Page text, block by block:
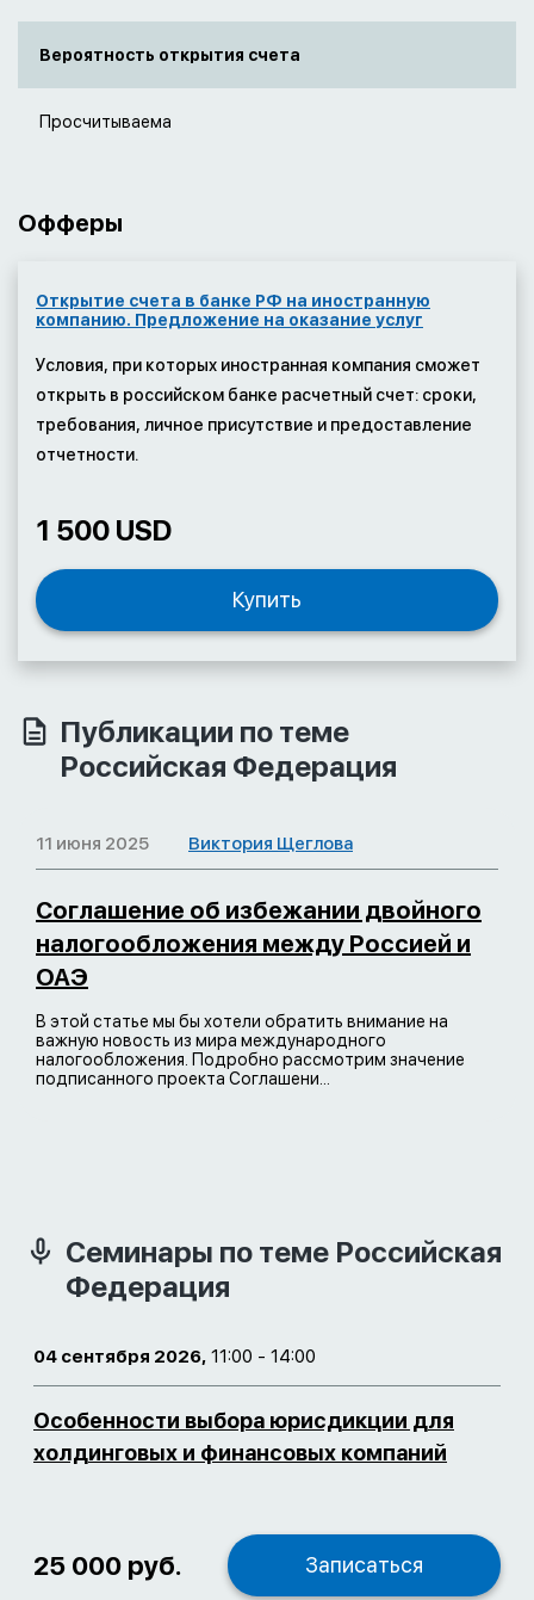
Вероятность открытия счета
Просчитываема
Офферы
Открытие счета в банке РФ на иностранную
компанию. Предложение на оказание услуг
Условия, при которых иностранная компания сможет
открыть в российском банке расчетный счет: сроки,
требования, личное присутствие и предоставление
отчетности.
1 500 USD
Купить
Публикации по теме
Российская Федерация
11 июня 2025 Виктория Щеглова
Соглашение об избежании двойного
налогообложения между Россией и
ОАЭ
В этой статье мы бы хотели обратить внимание на
важную новость из мира международного
налогообложения. Подробно рассмотрим значение
подписанного проекта Соглашени...
Семинары по теме Российская
Федерация
04 сентября 2026, 11:00 - 14:00
Особенности выбора юрисдикции для
холдинговых и финансовых компаний
25 000 руб. Записаться